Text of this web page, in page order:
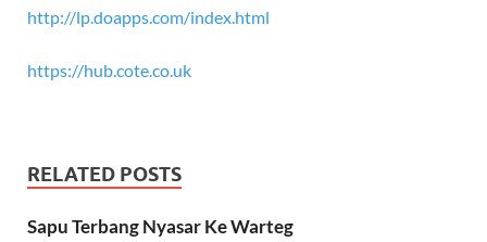
http://lp.doapps.com/index.html
https://hub.cote.co.uk
RELATED POSTS
Sapu Terbang Nyasar Ke Warteg